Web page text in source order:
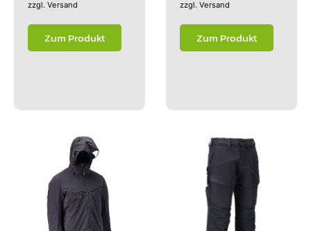
zzgl. Versand
Zum Produkt
zzgl. Versand
Zum Produkt